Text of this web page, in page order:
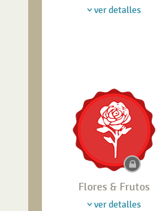
ver detalles
Flores & Frutos
ver detalles